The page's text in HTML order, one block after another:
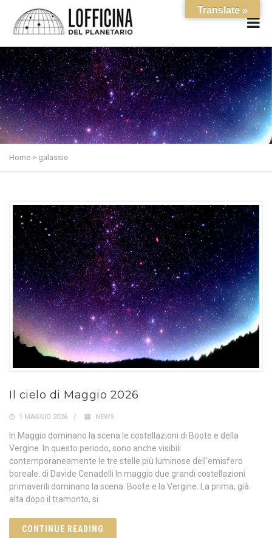
Home > galassie
Il cielo di Maggio 2026
1 MAGGIO 2026 NEWS
In Maggio dominano la scena le costellazioni di Boote e della
Vergine. In questo periodo, sono anche visibili
contemporaneamente le tre stelle più luminose dell’emisfero
boreale. di Davide Cenadelli In maggio due grandi costellazioni
primaverili dominano la scena: Boote e la Vergine. La prima, già
alta dopo il tramonto, si
CONTINUE READING
Translate »